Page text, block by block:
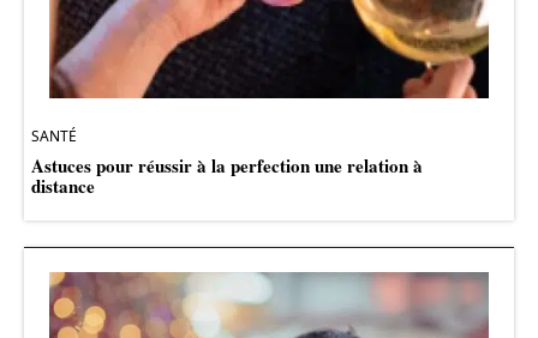
SANTÉ
Astuces pour réussir à la perfection une relation à
distance